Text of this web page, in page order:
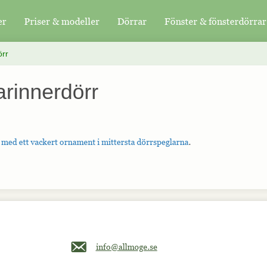
Priser & modeller Dörrar Fönster & fönsterdörrar
ett vackert ornament i mittersta dörrspeglarna.
Maila oss på info@allmoge.se
info@allmoge.se